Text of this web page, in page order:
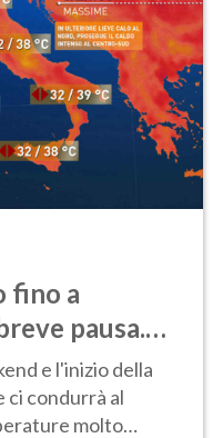
fino a
pausa.
e l'inizio della
ci condurrà al
molto